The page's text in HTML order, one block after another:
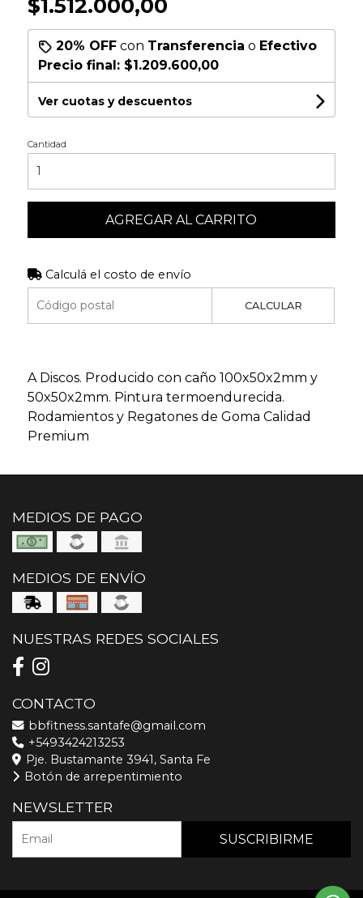
$1.512.000,00
20% OFFcon Transferencia o Efectivo
Precio final: $1.209.600,00
Ver cuotas y descuentos
Cantidad
AGREGAR AL CARRITO
Calculá el costo de envío
CALCULAR
A Discos. Producido con caño 100x50x2mm y
50x50x2mm. Pintura termoendurecida.
Rodamientos y Regatones de Goma Calidad
Premium
MEDIOS DE PAGO
MEDIOS DE ENVÍO
NUESTRAS REDES SOCIALES
CONTACTO
bbfitness.santafe@gmail.com
+5493424213253
Pje. Bustamante 3941, Santa Fe
Botón de arrepentimiento
NEWSLETTER
SUSCRIBIRME